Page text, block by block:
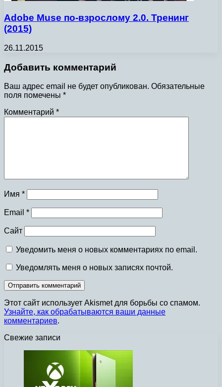
Adobe Muse по-взрослому 2.0. Тренинг
(2015)
26.11.2015
Добавить комментарий
Ваш адрес email не будет опубликован. Обязательные
поля помечены *
Комментарий *
Имя *
Email *
Сайт
Уведомить меня о новых комментариях по email.
Уведомлять меня о новых записях почтой.
Этот сайт использует Akismet для борьбы со спамом.
Узнайте, как обрабатываются ваши данные
комментариев.
Свежие записи